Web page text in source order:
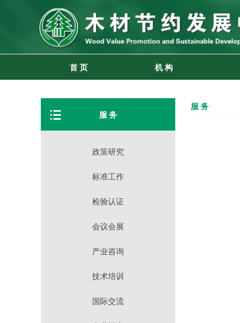
首 页 机 构
服 务
服 务
뀑
政策研究
标准工作
检验认证
会议会展
产业咨询
技术培训
国际交流